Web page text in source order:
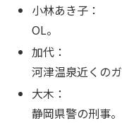
小林あき子：
OL。
加代：
河津温泉近くの
大木：
静岡県警の刑事。